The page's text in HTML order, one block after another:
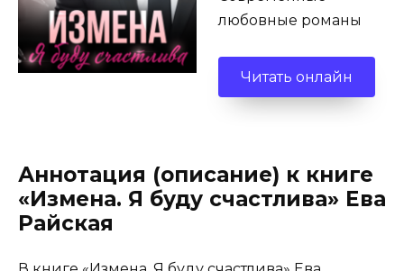
любовные романы
Читать онлайн
Аннотация (описание) к книге
«Измена. Я буду счастлива» Ева
Райская